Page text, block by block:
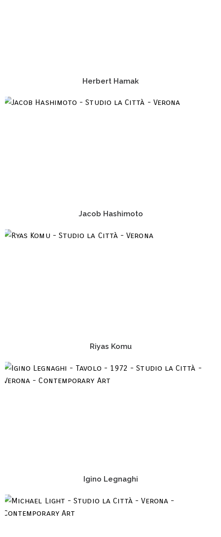
Herbert Hamak
Jacob Hashimoto
Riyas Komu
Igino Legnaghi